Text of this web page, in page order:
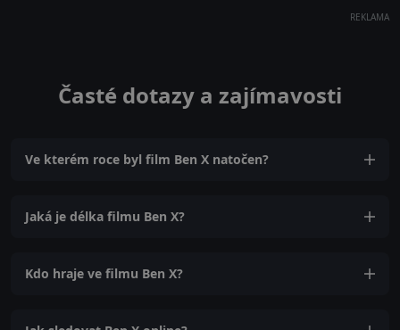
REKLAMA
Časté dotazy a zajímavosti
Ve kterém roce byl film Ben X natočen?
Jaká je délka filmu Ben X?
Kdo hraje ve filmu Ben X?